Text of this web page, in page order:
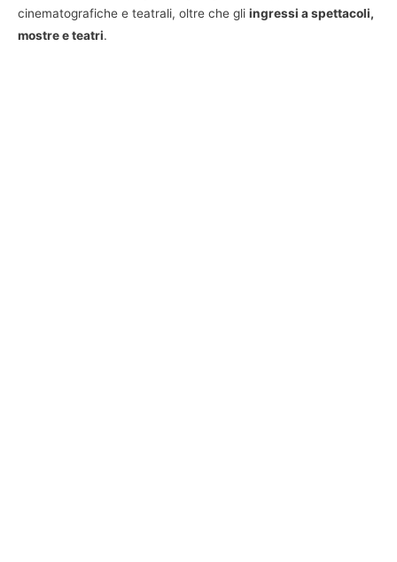
cinematografiche e teatrali, oltre che gli ingressi a spettacoli,
mostre e teatri.